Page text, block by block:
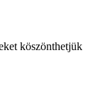
köszönthetjük